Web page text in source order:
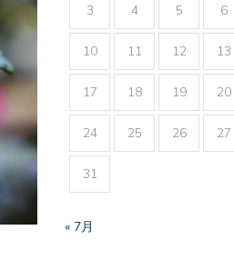
3 4 5 6
10 11 12 13
17 18 19 20
24 25 26 27
31
« 7月